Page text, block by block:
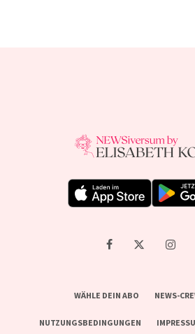
WÄHLE DEIN ABO NEWS-
NUTZUNGSBEDINGUNGEN